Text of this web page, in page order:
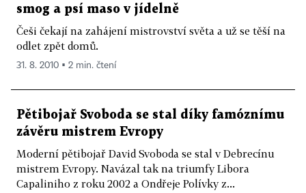
smog a psí maso v jídelně
Češi čekají na zahájení mistrovství světa a už se těší na
odlet zpět domů.
31. 8. 2010 ▪ 2 min. čtení
Pětibojař Svoboda se stal díky famóznímu
závěru mistrem Evropy
Moderní pětibojař David Svoboda se stal v Debrecínu
mistrem Evropy. Navázal tak na triumfy Libora
Capaliniho z roku 2002 a Ondřeje Polívky z...